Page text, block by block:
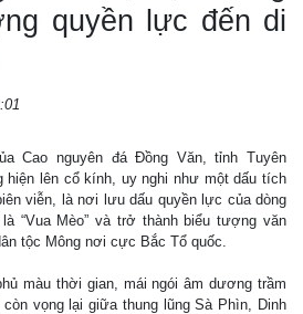
quyền lực đến di
Cao nguyên đá Đồng Văn, tỉnh Tuyên
hiện lên cổ kính, uy nghi như một dấu tích
viễn, là nơi lưu dấu quyền lực của dòng
“Vua Mèo” và trở thành biểu tượng văn
tộc Mông nơi cực Bắc Tổ quốc.
màu thời gian, mái ngói âm dương trầm
vọng lại giữa thung lũng Sà Phìn, Dinh